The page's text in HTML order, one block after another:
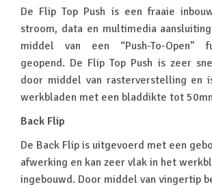
De Flip Top Push is een fraaie
stroom, data en multimedia
middel van een “Push-To-Open”
geopend. De Flip Top Push is zeer
door middel van rasterverstelling en
werkbladen met een bladdikte tot
Back Flip
De Back Flip is uitgevoerd met een
afwerking en kan zeer vlak in het
ingebouwd. Door middel van vingertip